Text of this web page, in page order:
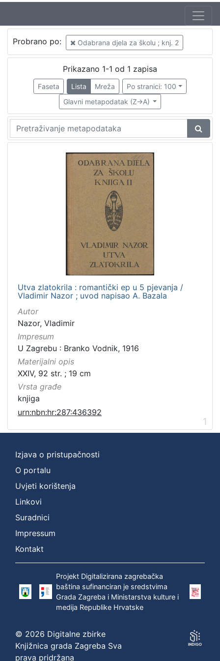
Probrano po: Odabrana djela za školu ; knj. 2
Prikazano 1-1 od 1 zapisa
Faseta Lista Mreža
Po stranici: 100
Glavni metapodatak (Z->A)
Utva zlatokrila : romantički ep u 5 pjevanja /
Vladimir Nazor ; uvod napisao A. Bazala
Autor
Nazor, Vladimir
Impresum
U Zagrebu : Branko Vodnik, 1916
Materijalni opis
XXIV, 92 str. ; 19 cm
Vrsta građe
knjiga
urn:nbn:hr:287:436392
1
Izjava o pristupačnosti
O portalu
Uvjeti korištenja
Linkovi
Suradnici
Impressum
Kontakt
Projekt Digitalizirana zagrebačka
baština sufinanciran je sredstvima
Grada Zagreba i Ministarstva kulture i
medija Republike Hrvatske
© 2026 Digitalne zbirke
Knjižnica grada Zagreba Sva
prava pridržana